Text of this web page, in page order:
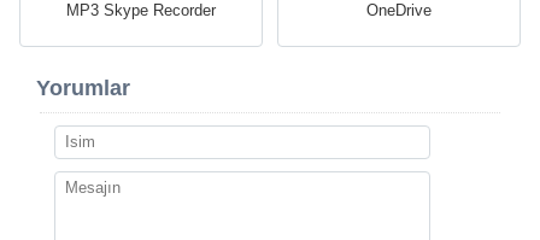
MP3 Skype Recorder OneDrive
Yorumlar